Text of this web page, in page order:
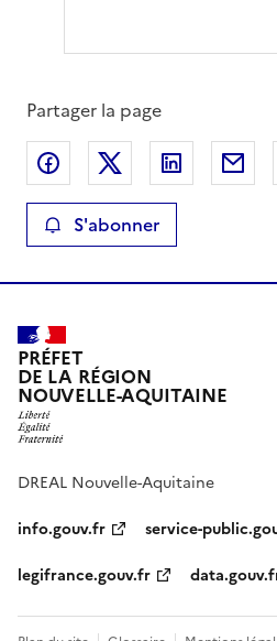
Partager la page
Partager sur Facebook
Partager sur X
Partager
S'abonner
PRÉFET
DE LA RÉGION
NOUVELLE-AQUITAINE
DREAL Nouvelle-Aquitaine
info.gouv.fr
service-
legifrance.gouv.fr